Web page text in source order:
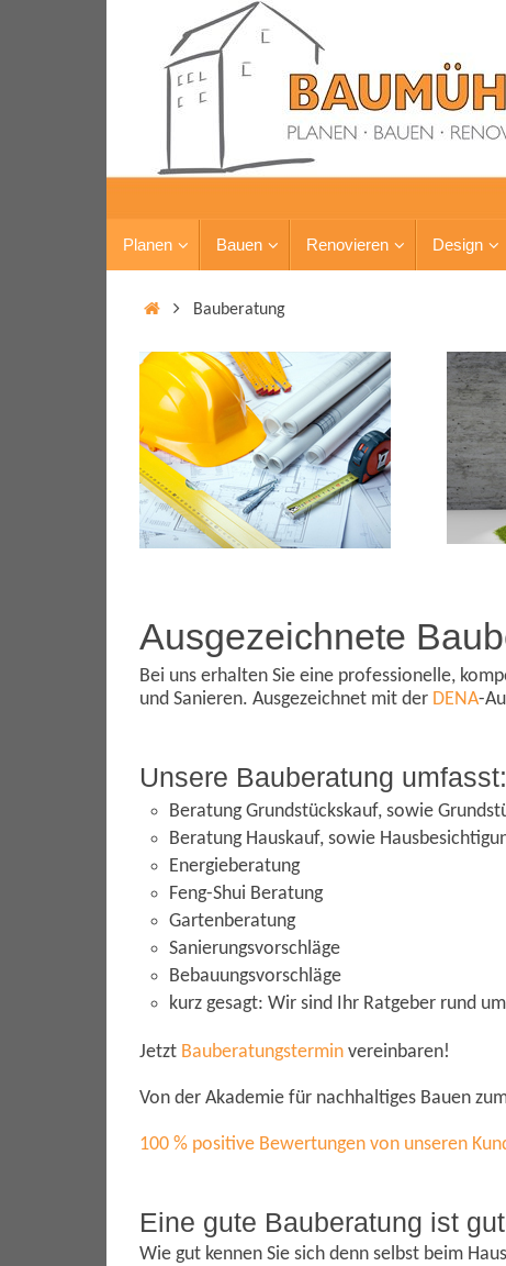
Planen Bauen Renovieren Design
Bauberatung
Ausgezeichnete
Bei uns erhalten Sie eine professionelle,
und Sanieren. Ausgezeichnet mit der DENA-
Unsere Bauberatung umfasst:
Beratung Grundstückskauf, sowie
Beratung Hauskauf, sowie
Energieberatung
Feng-Shui Beratung
Gartenberatung
Sanierungsvorschläge
Bebauungsvorschläge
kurz gesagt: Wir sind Ihr Ratgeber rund
Jetzt Bauberatungstermin vereinbaren!
Von der Akademie für nachhaltiges Bauen
100 % positive Bewertungen von unseren
Eine gute Bauberatung ist
Wie gut kennen Sie sich denn selbst beim